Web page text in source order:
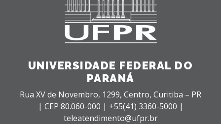
UNIVERSIDADE FEDERAL DO
PARANÁ
Rua XV de Novembro, 1299, Centro, Curitiba – PR
| CEP 80.060-000 | +55(41) 3360-5000 |
teleatendimento@ufpr.br